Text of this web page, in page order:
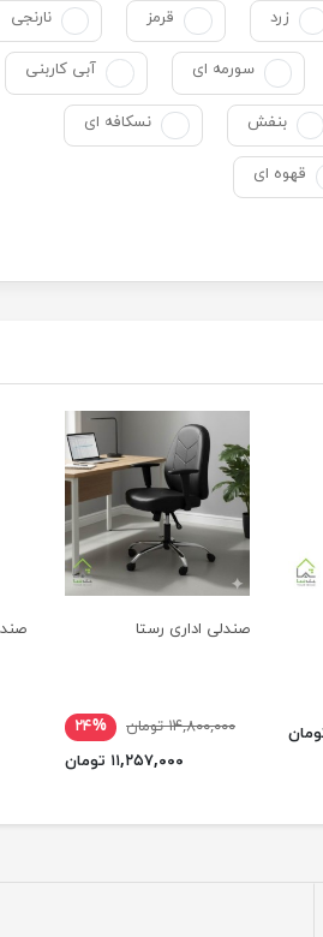
زرد قرمز نارنجی
سورمه ای آبی کاربنی
بنفش نسکافه ای
قهوه ای
صندلی اداری رستا
۱۴,۸۰۰,۰۰۰ تومان
۲۴%
۱۱,۲۵۷,۰۰۰ تومان